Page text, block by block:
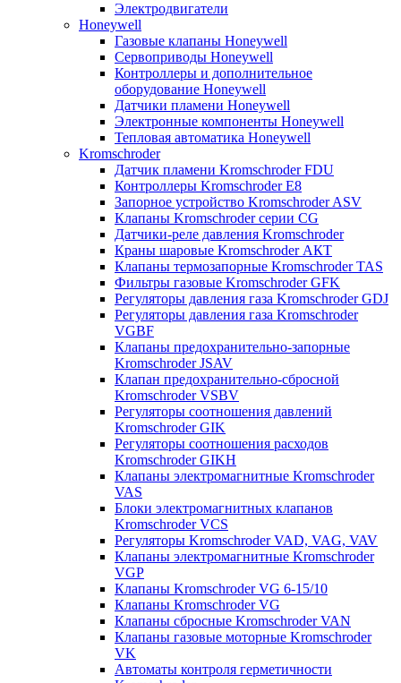
Электродвигатели
Honeywell
Газовые клапаны Honeywell
Сервоприводы Honeywell
Контроллеры и дополнительное
оборудование Honeywell
Датчики пламени Honeywell
Электронные компоненты Honeywell
Тепловая автоматика Honeywell
Kromschroder
Датчик пламени Kromschroder FDU
Контроллеры Kromschroder E8
Запорное устройство Kromschroder ASV
Клапаны Kromschroder серии CG
Датчики-реле давления Kromschroder
Краны шаровые Kromschroder АКТ
Клапаны термозапорные Kromschroder TAS
Фильтры газовые Kromschroder GFK
Регуляторы давления газа Kromschroder GDJ
Регуляторы давления газа Kromschroder
VGBF
Клапаны предохранительно-запорные
Kromschroder JSAV
Клапан предохранительно-сбросной
Kromschroder VSBV
Регуляторы соотношения давлений
Kromschroder GIK
Регуляторы соотношения расходов
Kromschroder GIKH
Клапаны электромагнитные Kromschroder
VAS
Блоки электромагнитных клапанов
Kromschroder VCS
Регуляторы Kromschroder VAD, VAG, VAV
Клапаны электромагнитные Kromschroder
VGP
Клапаны Kromschroder VG 6-15/10
Клапаны Kromschroder VG
Клапаны сбросные Kromschroder VAN
Клапаны газовые моторные Kromschroder
VK
Автоматы контроля герметичности